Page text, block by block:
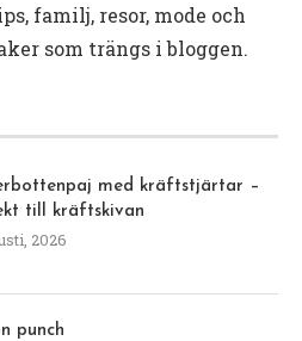
familj, resor, mode och
som trängs i bloggen.
med kräftstjärtar –
till kräftskivan
2026
punch